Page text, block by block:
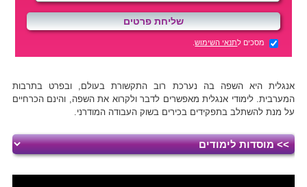
מסכים לתנאי השימוש.
אנגלית היא השפה בה נערכת רוב התקשורת בעולם, ובפרט בתרבות
המערבית. לימודי אנגלית מאפשרים לדבר ולקרוא את השפה, והינם הכרחיים
על מנת להשתלב בתפקידים בכירים בשוק העבודה המודרני.